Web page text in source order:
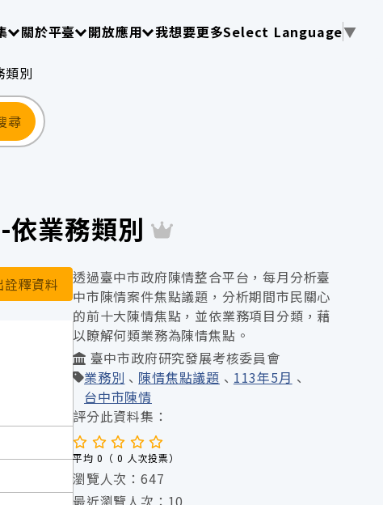
請使用 TAB 操作選單
關於平臺請使用 TAB 操作選單
開放應用請使用 TAB 操作選單
我想要更多Select Language▼
類別
尋
依業務類別
詮釋資料
透過臺中市政府陳情整合平台，每月分析臺
中市陳情案件焦點議題，分析期間市民關心
的前十大陳情焦點，並依業務項目分類，藉
以瞭解何類業務為陳情焦點。
臺中市政府研究發展考核委員會
業務別
陳情焦點議題
113年5月
台中市陳情
評分此資料集：
平均 0（ 0 人次投票）
瀏覽人次：647
最近瀏覽人次：10